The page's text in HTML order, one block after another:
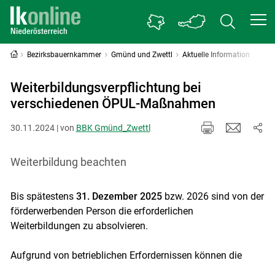
Bezirksbauernkammer Gmünd und Zwettl Aktuelle Information
Weiterbildungsverpflichtung bei
verschiedenen ÖPUL-Maßnahmen
30.11.2024 | von BBK Gmünd_Zwettl
Weiterbildung beachten
Bis spätestens 31. Dezember 2025bzw. 2026 sind von der
förderwerbenden Person die erforderlichen
Weiterbildungen zu absolvieren.
Aufgrund von betrieblichen Erfordernissen können die